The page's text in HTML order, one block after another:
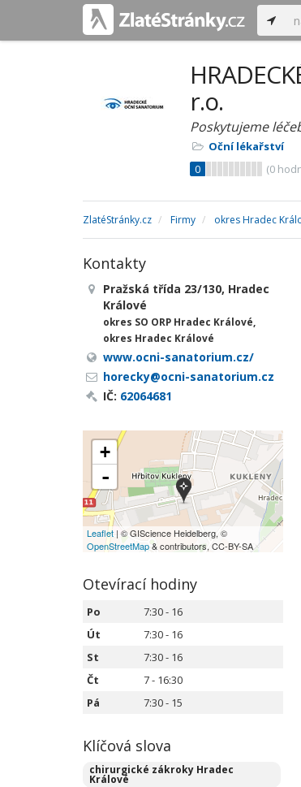
r.o.
Poskytujeme
Oční lékařství
0
(0
ZlatéStránky.cz Firmy okres Hradec
Kontakty
Pražská třída 23/130, Hradec
Králové
okres SO ORP Hradec Králové,
okres Hradec Králové
www.ocni-sanatorium.cz/
horecky@ocni-sanatorium.cz
IČ: 62064681
+
-
Leaflet | © GIScience Heidelberg, ©
OpenStreetMap& contributors, CC-BY-SA
Otevírací hodiny
Po
7:30 - 16
Út
7:30 - 16
St
7:30 - 16
Čt
7 - 16:30
Pá
7:30 - 15
Klíčová slova
chirurgické zákroky Hradec
Králové